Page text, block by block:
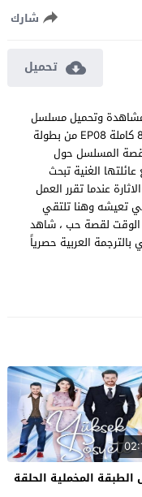
شارك
تحميل
الحلقة 8 مترجمة مشاهدة وتحميل مسلسل
“الطبقة المخملية” Yuksek Sosyete حلقة 8 كاملة EP08 من بطولة
قصة المسلسل حول
الغنية تبحث
عندما تقرر العمل
تعيشه وهنا تلتقي
الوقت لقصة حب ، شاهد
بالترجمة العربية حصرياً
المخملية الحلقة